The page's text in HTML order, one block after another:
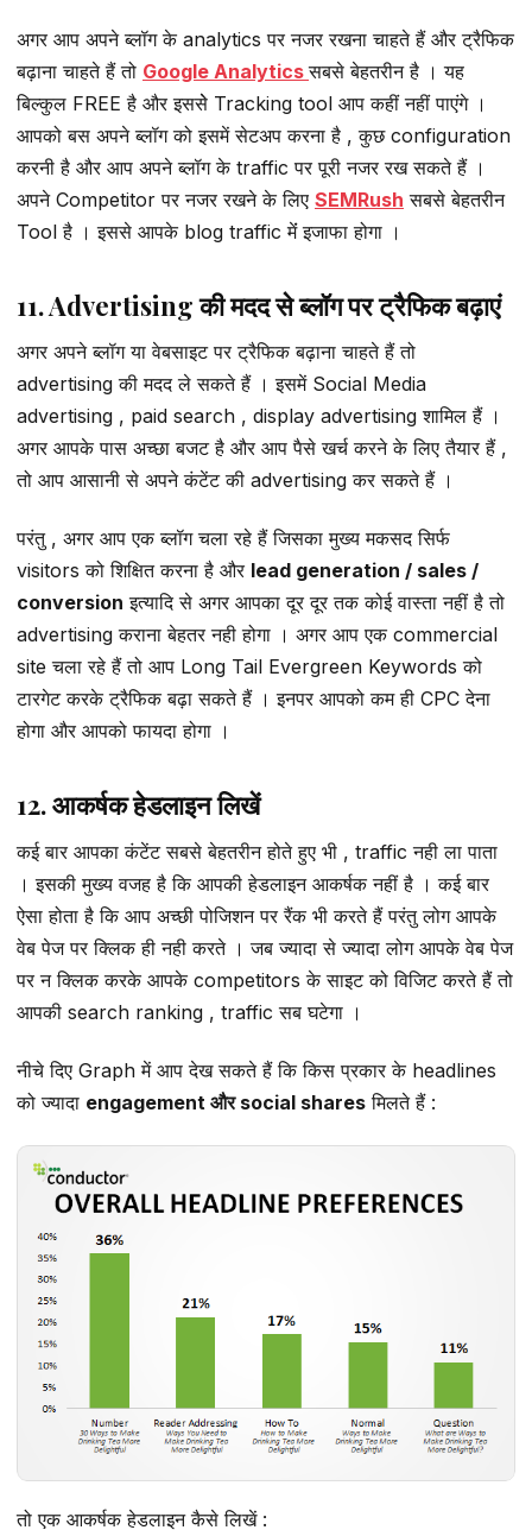
अगर आप अपने ब्लॉग के analytics पर नजर रखना चाहते हैं और ट्रैफिक
बढ़ाना चाहते हैं तो Google Analyticsसबसे बेहतरीन है । यह
बिल्कुल FREE है और इससेे Tracking tool आप कहीं नहीं पाएंगे ।
आपको बस अपने ब्लॉग को इसमें सेटअप करना है , कुछ configuration
करनी है और आप अपने ब्लॉग के traffic पर पूरी नजर रख सकते हैं ।
अपने Competitor पर नजर रखने के लिए SEMRush सबसे बेहतरीन
Tool है । इससे आपके blog traffic मेंं इजाफा होगा ।
11. Advertising की मदद से ब्लॉग पर ट्रैफिक बढ़ाएं
अगर अपने ब्लॉग या वेबसाइट पर ट्रैफिक बढ़ाना चाहते हैं तो
advertising की मदद ले सकते हैं । इसमें Social Media
advertising , paid search , display advertising शामिल हैं ।
अगर आपके पास अच्छा बजट है और आप पैसे खर्च करने के लिए तैयार हैं ,
तो आप आसानी से अपने कंटेंट की advertising कर सकते हैं ।
परंतु , अगर आप एक ब्लॉग चला रहे हैं जिसका मुख्य मकसद सिर्फ
visitors को शिक्षित करना है और lead generation / sales /
conversion इत्यादि से अगर आपका दूर दूर तक कोई वास्ता नहीं है तो
advertising कराना बेहतर नही होगा । अगर आप एक commercial
site चला रहे हैं तो आप Long Tail Evergreen Keywords को
टारगेट करके ट्रैफिक बढ़ा सकते हैं । इनपर आपको कम ही CPC देना
होगा और आपको फायदा होगा ।
12. आकर्षक हेडलाइन लिखें
कई बार आपका कंटेंट सबसे बेहतरीन होते हुए भी , traffic नही ला पाता
। इसकी मुख्य वजह है कि आपकी हेडलाइन आकर्षक नहीं है । कई बार
ऐसा होता है कि आप अच्छी पोजिशन पर रैंक भी करते हैं परंतु लोग आपके
वेब पेज पर क्लिक ही नही करते । जब ज्यादा से ज्यादा लोग आपके वेब पेज
पर न क्लिक करके आपके competitors के साइट को विजिट करते हैं तो
आपकी search ranking , traffic सब घटेगा ।
नीचे दिए Graph में आप देख सकते हैं कि किस प्रकार के headlines
को ज्यादा engagement और social shares मिलते हैं :
तो एक आकर्षक हेडलाइन कैसे लिखें :